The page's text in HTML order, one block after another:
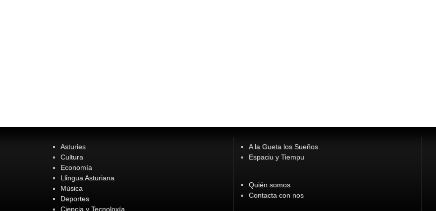
Asturies
Cultura
Economía
Llingua Asturiana
Música
Deportes
Ciencia y Tecnoloxía
A la Gueta los Sueños
Espaciu y Tiempu
Quién somos
Contacta con nos